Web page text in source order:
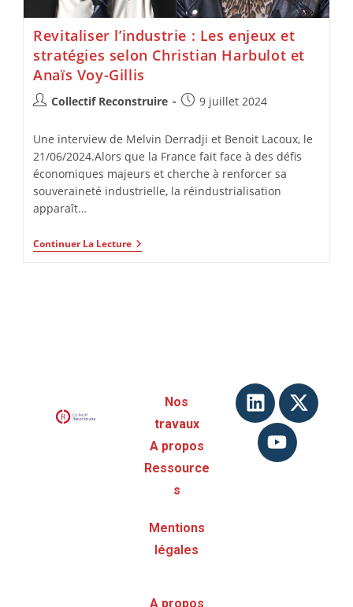
Revitaliser l’industrie : Les enjeux et
stratégies selon Christian Harbulot et
Anaïs Voy-Gillis
Collectif Reconstruire 9 juillet 2024
Une interview de Melvin Derradji et Benoit Lacoux, le
21/06/2024.Alors que la France fait face à des défis
économiques majeurs et cherche à renforcer sa
souveraineté industrielle, la réindustrialisation
apparaît…
Continuer La Lecture
Nos
travaux
A propos
Ressource
s
Mentions
légales
A propos